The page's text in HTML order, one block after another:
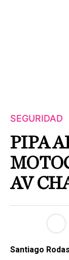
SEGURIDAD
PIPA
AV
Santiago